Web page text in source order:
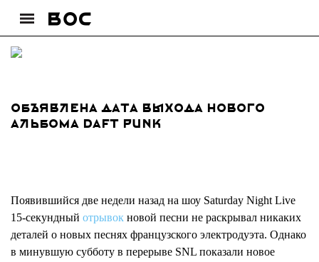
Объявлена дата выхода нового
альбома Daft Punk
Появившийся две недели назад на шоу Saturday Night Live
15-секундный отрывок новой песни не раскрывал никаких
деталей о новых песнях французского электродуэта. Однако
в минувшую субботу в перерыве SNL показали новое